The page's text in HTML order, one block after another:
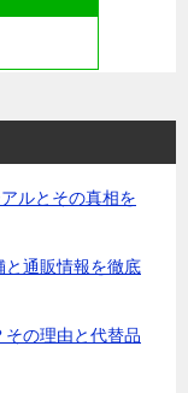
ルとその真相を
と通販情報を徹底
の理由と代替品